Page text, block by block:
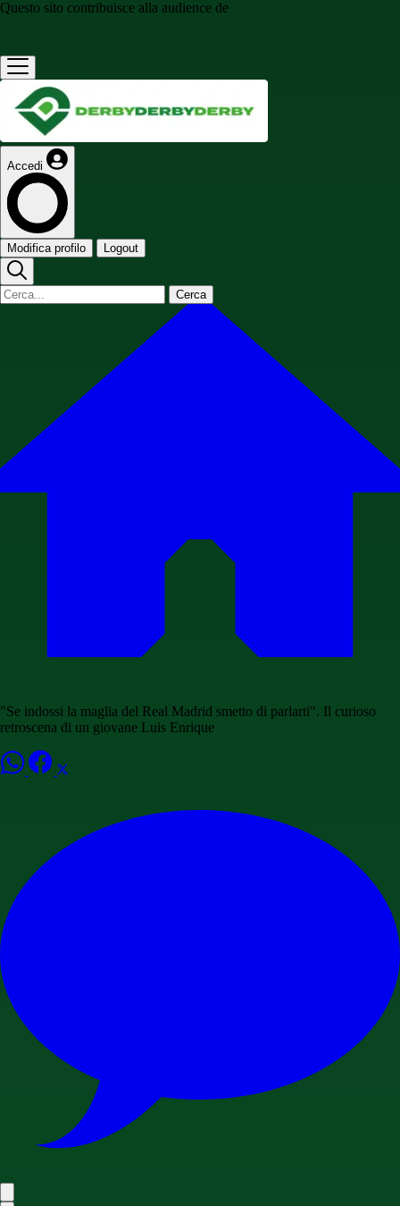
Questo sito contribuisce alla audience de
Accedi
Modifica profilo Logout
Cerca
"Se indossi la maglia del Real Madrid smetto di parlarti". Il curioso
retroscena di un giovane Luis Enrique